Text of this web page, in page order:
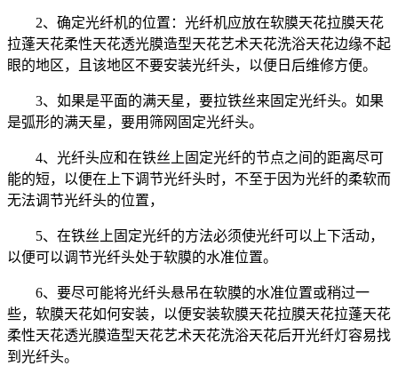
2、确定光纤机的位置：光纤机应放在软膜天花拉膜天花
拉蓬天花柔性天花透光膜造型天花艺术天花洗浴天花边缘不起
眼的地区，且该地区不要安装光纤头，以便日后维修方便。
3、如果是平面的满天星，要拉铁丝来固定光纤头。如果
是弧形的满天星，要用筛网固定光纤头。
4、光纤头应和在铁丝上固定光纤的节点之间的距离尽可
能的短，以便在上下调节光纤头时，不至于因为光纤的柔软而
无法调节光纤头的位置，
5、在铁丝上固定光纤的方法必须使光纤可以上下活动，
以便可以调节光纤头处于软膜的水准位置。
6、要尽可能将光纤头悬吊在软膜的水准位置或稍过一
些，软膜天花如何安装，以便安装软膜天花拉膜天花拉蓬天花
柔性天花透光膜造型天花艺术天花洗浴天花后开光纤灯容易找
到光纤头。